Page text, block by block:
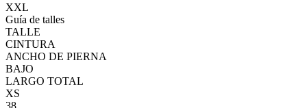
XXL
Guía de talles
TALLE
CINTURA
ANCHO DE PIERNA
BAJO
LARGO TOTAL
XS
38